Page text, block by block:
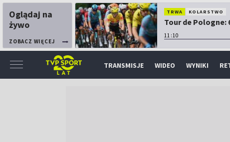
Oglądaj na
żywo
ZOBACZ WIĘCEJ
TRWA KOLARSTWO
Tour de Pologne:
11:10
TRANSMISJE WIDEO WYNIKI